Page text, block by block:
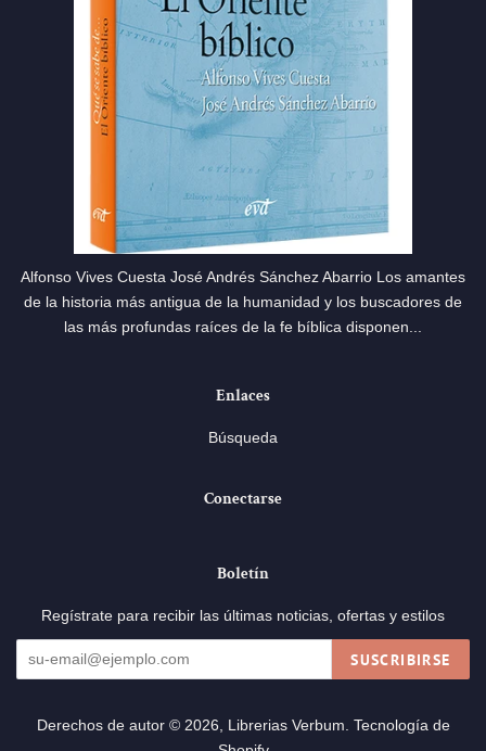
Alfonso Vives Cuesta José Andrés Sánchez Abarrio Los amantes
de la historia más antigua de la humanidad y los buscadores de
las más profundas raíces de la fe bíblica disponen...
Enlaces
Búsqueda
Conectarse
Boletín
Regístrate para recibir las últimas noticias, ofertas y estilos
SUSCRIBIRSE
Derechos de autor © 2026, Librerias Verbum. Tecnología de